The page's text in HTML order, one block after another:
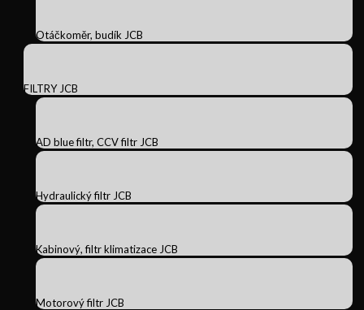
Otáčkoměr, budík JCB
FILTRY JCB
AD blue filtr, CCV filtr JCB
Hydraulický filtr JCB
Kabinový, filtr klimatizace JCB
Motorový filtr JCB